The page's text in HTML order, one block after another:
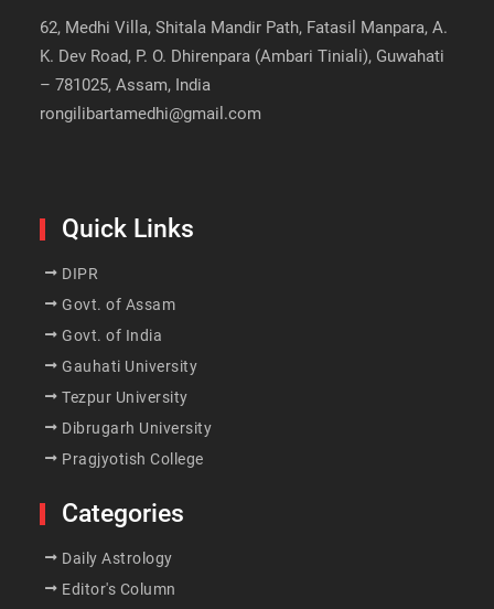
62, Medhi Villa, Shitala Mandir Path, Fatasil Manpara, A.
K. Dev Road, P. O. Dhirenpara (Ambari Tiniali), Guwahati
– 781025, Assam, India
rongilibartamedhi@gmail.com
Quick Links
DIPR
Govt. of Assam
Govt. of India
Gauhati University
Tezpur University
Dibrugarh University
Pragjyotish College
Categories
Daily Astrology
Editor's Column